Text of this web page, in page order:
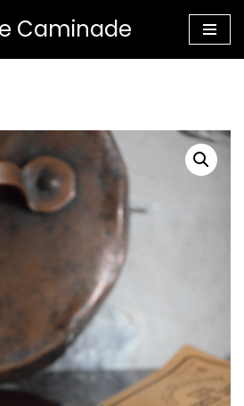
Caminade